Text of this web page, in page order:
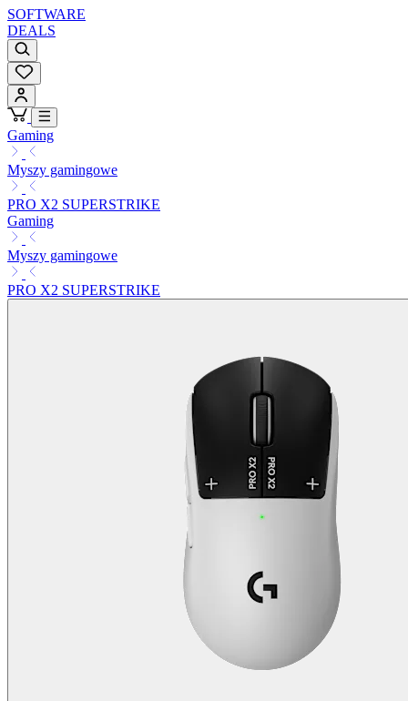
SOFTWARE
DEALS
Gaming
Myszy gamingowe
PRO X2 SUPERSTRIKE
Gaming
Myszy gamingowe
PRO X2 SUPERSTRIKE